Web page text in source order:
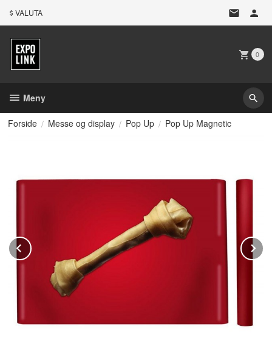
VALUTA
0
Meny
Forside Messe og display Pop Up Pop Up Magnetic
Prev